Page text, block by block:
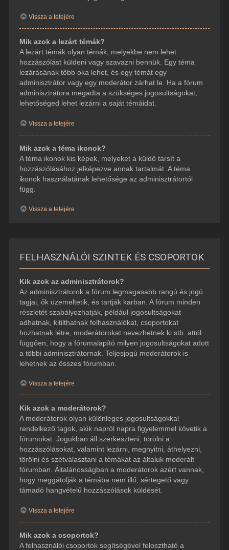
Vissza a tetejére
Mik azok a lezárt témák?
A lezárt témák olyan témák, melyekbe nem lehet
hozzászólást küldeni vagy szavazni bennük. Egy téma
lezárásának több oka lehet, és egy témát egy
adminisztrátor vagy egy moderátor zárhat le. Ha a fórum
adminisztrátora megadta a szükséges jogosultságokat,
lehetőséged lehet lezárni a saját témáidat.
Vissza a tetejére
Mik azok a téma ikonok?
A téma ikonok kis képek, melyeket a küldő társít a
hozzászólásához jelképezve annak tartalmát. A téma
ikonok használatának lehetősége az adminisztrátortól
függ.
Vissza a tetejére
FELHASZNÁLÓI SZINTEK ÉS CSOPORTOK
Kik azok az adminisztrátorok?
Az adminisztrátorok a fórum legmagasabb rangú és jogú
tagjai, ők üzemeltetik, és tartják karban. A fórum minden
részletét szabályozhatják, például jogosultságokat
adhatnak, kitilthatnak felhasználókat, csoportokat
hozhatnak létre, moderátorokat nevezhetnek ki stb. attól
függően, hogy a fórumalapító milyen jogosultságokat adott
a többi adminisztrátornak. Teljesjogú moderátorok is
lehetnek az összes fórumban.
Vissza a tetejére
Kik azok a moderátorok?
A moderátorok olyan különleges jogosultságokkal
rendelkező tagok, akik napról napra figyelemmel követik a
fórumokat. Jogukban áll szerkeszteni, törölni a
hozzászólásokat, valamint lezárni, megnyitni, áthelyezni,
törölni és szétválasztani a témákat az általuk moderált
fórumban. Általánosságban a moderátorok azért vannak,
hogy meggátolják a témába nem illő, sértegető vagy
támadó hangvételű hozzászólások küldését.
Vissza a tetejére
Mik azok a csoportok?
A felhasználói csoportok segítségével felosztható a